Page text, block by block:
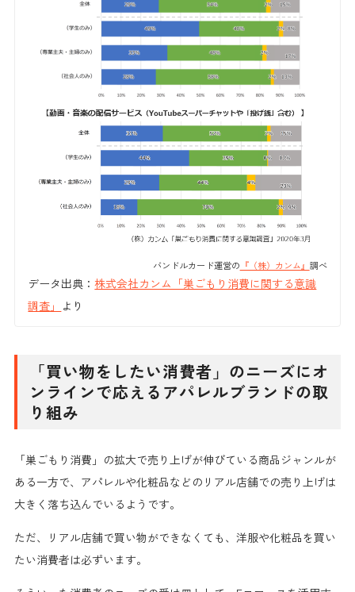
バンドルカード運営の 『（株）カンム』 調べ
データ出典：株式会社カンム「巣ごもり消費に関する意識
調査」 より
「買い物をしたい消費者」のニーズにオ
ンラインで応えるアパレルブランドの取
り組み
「巣ごもり消費」の拡大で売り上げが伸びている商品ジャンルが
ある一方で、 アパレルや化粧品などのリアル店舗での売り上げは
大きく落ち込んでいる ようです。
ただ、リアル店舗で買い物ができなくても、洋服や化粧品を買い
たい消費者は必ずいます。